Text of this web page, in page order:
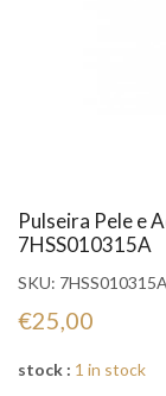
Pulseira Pele e
7HSS010315A
SKU: 7HSS010315A
€25,00
stock : 1 in stock